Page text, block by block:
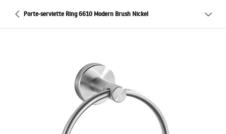
Porte-serviette Ring 6610 Modern Brush Nickel